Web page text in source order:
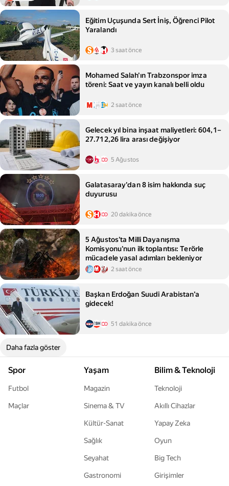
Eğitim Uçuşunda Sert İniş, Öğrenci Pilot
Yaralandı
3 saat önce
Mohamed Salah'ın Trabzonspor imza
töreni: Saat ve yayın kanalı belli oldu
2 saat önce
Gelecek yıl bina inşaat maliyetleri: 604,1–
27.712,26 lira arası değişiyor
5 Ağustos
Galatasaray'dan 8 isim hakkında suç
duyurusu
20 dakika önce
5 Ağustos'ta Milli Dayanışma
Komisyonu'nun ilk toplantısı: Terörle
mücadele yasal adımları bekleniyor
2 saat önce
Başkan Erdoğan Suudi Arabistan’a
gidecek!
51 dakika önce
Daha fazla göster
Spor
Futbol
Maçlar
Yaşam
Magazin
Sinema & TV
Kültür-Sanat
Sağlık
Seyahat
Gastronomi
Bilim & Teknoloji
Teknoloji
Akıllı Cihazlar
Yapay Zeka
Oyun
Big Tech
Girişimler